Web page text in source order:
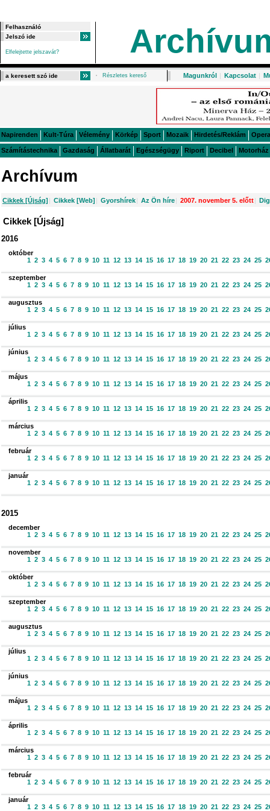
Elfelejtette jelszavát?
Részletes kereső Magunkról | Kapcsolat |
Napirenden Kult-Túra Vélemény Körkép Sport Mozaik Hirdetés/Reklám Opera
Számítástechnika Gazdaság Állatbarát Egészségügy Riport Decibel Motorház
Archívum
Cikkek [Újság] | Cikkek [Web] | Gyorshírek| Az Ön híre| 2007. november 5. előtt|
Cikkek [Újság]
2016
október
1 2 3 4 5 6 7 8 9 10 11 12 13 14 15 16 17 18 19 20 21 22 23 24 25
szeptember
1 2 3 4 5 6 7 8 9 10 11 12 13 14 15 16 17 18 19 20 21 22 23 24 25
augusztus
1 2 3 4 5 6 7 8 9 10 11 12 13 14 15 16 17 18 19 20 21 22 23 24 25
július
1 2 3 4 5 6 7 8 9 10 11 12 13 14 15 16 17 18 19 20 21 22 23 24 25
június
1 2 3 4 5 6 7 8 9 10 11 12 13 14 15 16 17 18 19 20 21 22 23 24 25
május
1 2 3 4 5 6 7 8 9 10 11 12 13 14 15 16 17 18 19 20 21 22 23 24 25
április
1 2 3 4 5 6 7 8 9 10 11 12 13 14 15 16 17 18 19 20 21 22 23 24 25
március
1 2 3 4 5 6 7 8 9 10 11 12 13 14 15 16 17 18 19 20 21 22 23 24 25
február
1 2 3 4 5 6 7 8 9 10 11 12 13 14 15 16 17 18 19 20 21 22 23 24 25
január
1 2 3 4 5 6 7 8 9 10 11 12 13 14 15 16 17 18 19 20 21 22 23 24 25
2015
december
1 2 3 4 5 6 7 8 9 10 11 12 13 14 15 16 17 18 19 20 21 22 23 24 25
november
1 2 3 4 5 6 7 8 9 10 11 12 13 14 15 16 17 18 19 20 21 22 23 24 25
október
1 2 3 4 5 6 7 8 9 10 11 12 13 14 15 16 17 18 19 20 21 22 23 24 25
szeptember
1 2 3 4 5 6 7 8 9 10 11 12 13 14 15 16 17 18 19 20 21 22 23 24 25
augusztus
1 2 3 4 5 6 7 8 9 10 11 12 13 14 15 16 17 18 19 20 21 22 23 24 25
július
1 2 3 4 5 6 7 8 9 10 11 12 13 14 15 16 17 18 19 20 21 22 23 24 25
június
1 2 3 4 5 6 7 8 9 10 11 12 13 14 15 16 17 18 19 20 21 22 23 24 25
május
1 2 3 4 5 6 7 8 9 10 11 12 13 14 15 16 17 18 19 20 21 22 23 24 25
április
1 2 3 4 5 6 7 8 9 10 11 12 13 14 15 16 17 18 19 20 21 22 23 24 25
március
1 2 3 4 5 6 7 8 9 10 11 12 13 14 15 16 17 18 19 20 21 22 23 24 25
február
1 2 3 4 5 6 7 8 9 10 11 12 13 14 15 16 17 18 19 20 21 22 23 24 25
január
1 2 3 4 5 6 7 8 9 10 11 12 13 14 15 16 17 18 19 20 21 22 23 24 25